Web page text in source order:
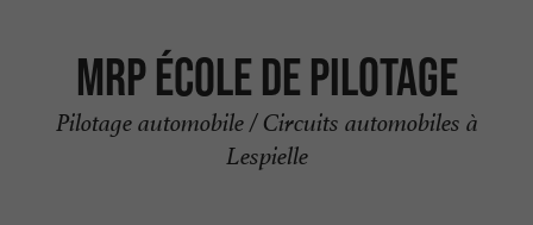
MRP école de pilotage
Pilotage automobile / Circuits automobiles à
Lespielle